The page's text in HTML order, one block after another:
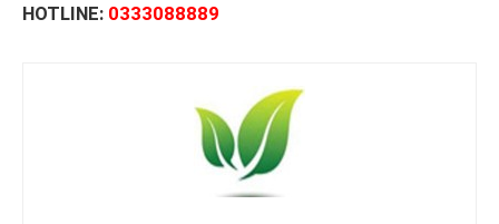
HOTLINE: 0333088889